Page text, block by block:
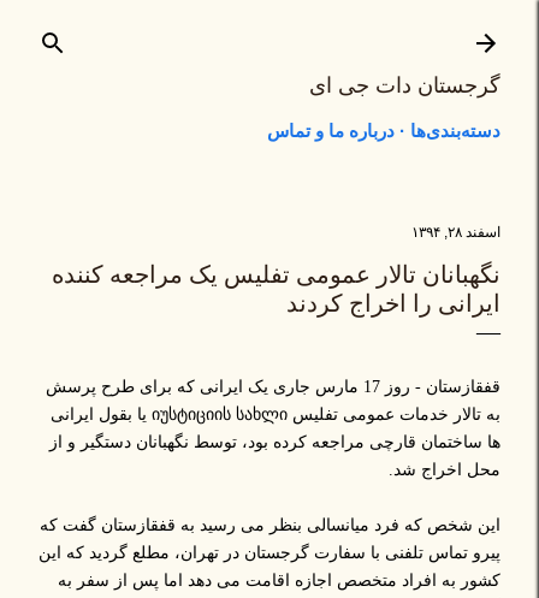
گرجستان دات جی ای
دسته‌بندی‌ها درباره ما و تماس
اسفند ۲۸, ۱۳۹۴
نگهبانان تالار عمومی تفلیس یک مراجعه کننده
ایرانی را اخراج کردند
قفقازستان - روز 17 مارس جاری یک ایرانی که برای طرح پرسش
به تالار خدمات عمومی تفلیس იუსტიციის სახლი یا بقول ایرانی
ها ساختمان قارچی مراجعه کرده بود، توسط نگهبانان دستگیر و از
محل اخراج شد.
این شخص که فرد میانسالی بنظر می رسید به قفقازستان گفت که
پیرو تماس تلفنی با سفارت گرجستان در تهران، مطلع گردید که این
کشور به افراد متخصص اجازه اقامت می دهد اما پس از سفر به